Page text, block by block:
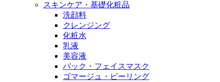
スキンケア・基礎化粧品
洗顔料
クレンジング
化粧水
乳液
美容液
パック・フェイスマスク
ゴマージュ・ピーリング